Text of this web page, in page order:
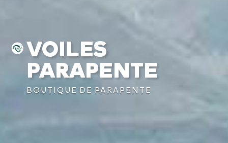
VOILES
PARAPENTE
BOUTIQUE DE PARAPENTE